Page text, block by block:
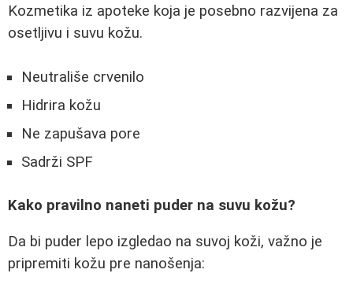
Kozmetika iz apoteke koja je posebno razvijena za
osetljivu i suvu kožu.
Neutrališe crvenilo
Hidrira kožu
Ne zapušava pore
Sadrži SPF
Kako pravilno naneti puder na suvu kožu?
Da bi puder lepo izgledao na suvoj koži, važno je
pripremiti kožu pre nanošenja: